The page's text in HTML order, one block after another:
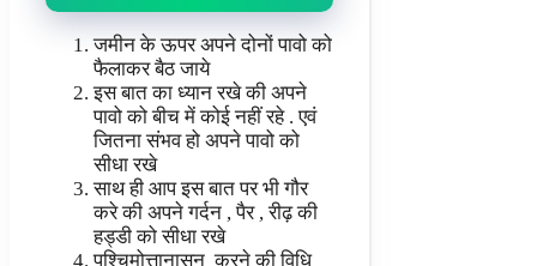
जमीन के ऊपर अपने दोनों पावो को
फैलाकर बैठ जाये
इस बात का ध्यान रखे की अपने
पावो को बीच में कोई नहीं रहे . एवं
जितना संभव हो अपने पावो को
सीधा रखे
साथ ही आप इस बात पर भी गौर
करे की अपने गर्दन , पैर , रीढ़ की
हड्डी को सीधा रखे
पश्चिमोत्तानासन करने की विधि